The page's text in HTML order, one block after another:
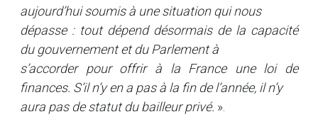
aujourd’hui soumis à une situation qui nous
dépasse : tout dépend désormais de la capacité
du gouvernement et du Parlement à
s’accorder pour offrir à la France une loi de
finances. S’il n’y en a pas à la fin de l’année, il n’y
aura pas de statut du bailleur privé. ».